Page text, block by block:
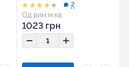
Од вим:м.кв.
Розмір:30x80
2
1023 грн